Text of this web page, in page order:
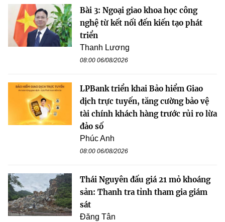
Bài 3: Ngoại giao khoa học công
nghệ từ kết nối đến kiến tạo phát
triển
Thanh Lương
08:00 06/08/2026
LPBank triển khai Bảo hiểm Giao
dịch trực tuyến, tăng cường bảo vệ
tài chính khách hàng trước rủi ro lừa
đảo số
Phúc Anh
08:00 06/08/2026
Thái Nguyên đấu giá 21 mỏ khoáng
sản: Thanh tra tỉnh tham gia giám
sát
Đăng Tân